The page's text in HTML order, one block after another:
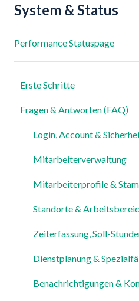
System & Status
Performance Statuspage
Erste Schritte
Für Admins
Für Mitarbeiter
Einstellungen
Fragen & Antworten (FAQ)
Login, Account &
Mitarbeiterverwaltung
Mitarbeiterprofile &
Standorte &
Zeiterfassung, Soll-
Dienstplanung &
Benachrichtigungen &